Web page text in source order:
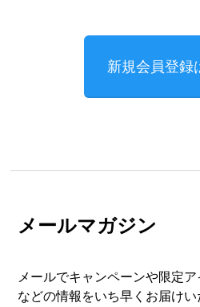
新規会員登録
メールマガジン
メールでキャンペーンや限定
などの情報をいち早くお届けい